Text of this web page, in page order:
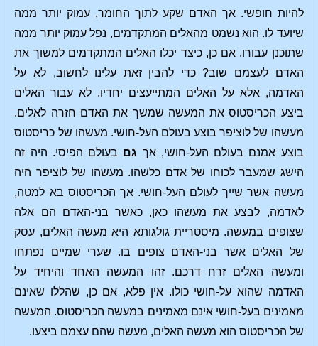
להיות חופשי. אך האדם שקע לתוך החומר, עמוק יותר ממה
שיועד לו. הוא נשמט מהאלים המתקדמים, נפל עמוק יותר ממה
שתוכנן עבורו. אם כן, כיצד יכלו האלים המתקדמים למשוך את
האדם לעצמם שוב? כדי להבין זאת עלינו לחשוב, לא על
האדמה, אלא על האלים המתייעצים יחדיו. לא עבור האלים
ביצע הכריסטוס את המעשה שמשך את האדם חזרה לאלים.
מעשהו של לוציפר בוצע בעולם העל-חושי. מעשהו של כריסטוס
בוצע אמנם בעולם העל-חושי, אך גם בעולם הפיסי. היה זה
הישג שמעבר לכוחו של אדם כלשהו. מעשהו של לוציפר היה
מעשה אשר שייך לעולם העל-חושי. אך הכריסטוס בא למטה,
לאדמה, לבצע את מעשהו כאן, כאשר בני-האדם הם אלה
שצופים במעשה. מיסטריית גולגותא היא מעשה האלים, עסק
של האלים אשר בני-האדם צופים בו. שערי שמיים נפתחו
ומעשה האלים זרח דרכם. זהו המעשה האחד והיחיד על
האדמה שהוא על-חושי כולו. אין פלא, אם כן, שהללו שאינם
מאמינים בעל-חושי אינם מאמינים במעשה הכריסטוס. המעשה
של הכריסטוס הוא מעשה האלים, מעשה שהם עצמם ביצעו.